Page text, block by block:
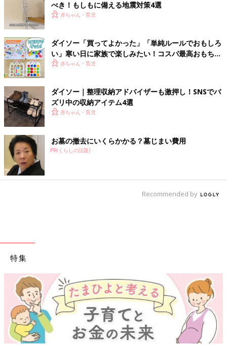
べき！もしもに備える地震対策4選
赤ちゃん・育児
ダイソー「買ってよかった」「単純ルールでおもしろ
い」寒い日に家族で楽しみたい！コスパ最高おもちゃ
4選赤ちゃん・育児
ダイソー｜整理収納アドバイザーも激押し！SNSでバ
ズリ中の収納アイテム4選
赤ちゃん・育児
お墓の撤去にいくらかかる？墓じまい費用
PR(くらしの話題)
Recommended by
特集